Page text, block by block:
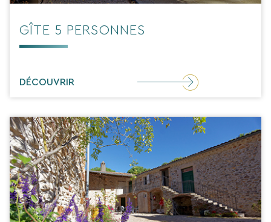
GÎTE 5 PERSONNES
DÉCOUVRIR